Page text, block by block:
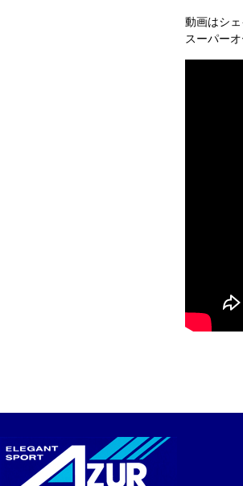
動画はシ
スーパー